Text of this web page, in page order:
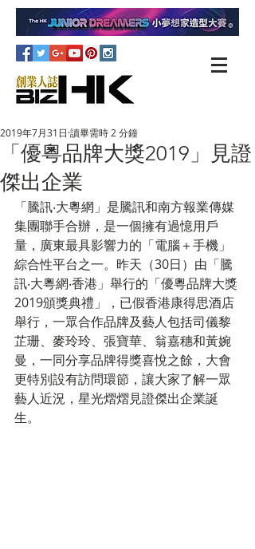
「優粵品牌大獎2019」見證
傑出企業
2019年7月31日 讀畢需時 2 分鐘
「騰訊‧大粵網」是騰訊和南方報業傳媒
集團聯手合辦，是一個擁有過憶用戶
量，廣東最具影響力的「電腦＋手機」
綜合性平台之一。昨天（30日）由「騰
訊‧大粵網‧香港」舉行的「優粵品牌大獎
2019頒獎典禮」，已假香港康得思酒店
舉行，一眾合作品牌及藝人包括司儀黎
芷珊、麥玲玲、張寶華、翁嘉穗和黃婉
曼，一同分享品牌得獎喜悅之餘，大會
更特別設有訪問環節，讓大家了解一眾
藝人近況，星光熠熠見證傑出企業誕
生。